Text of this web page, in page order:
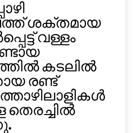
ശക്തമായ
വള്ളം
കടലിൽ
രണ്ട്
തെരച്ചിൽ